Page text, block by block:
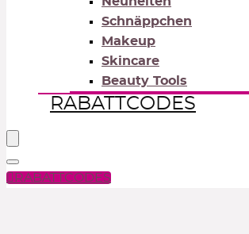
Schnäppchen
Makeup
Skincare
Beauty Tools
RABATTCODES
RABATTCODES